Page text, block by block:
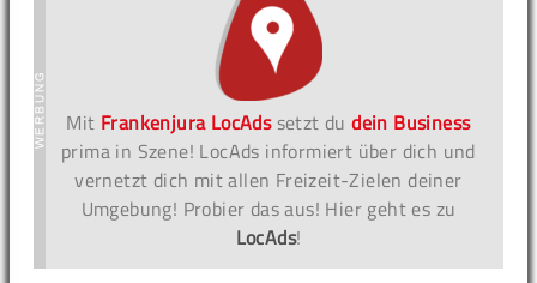
Mit Frankenjura LocAdssetzt dudein Business
prima in Szene! LocAds informiert über dich und
vernetzt dich mit allen Freizeit-Zielen deiner
Umgebung! Probier das aus! Hier geht es zu
LocAds!